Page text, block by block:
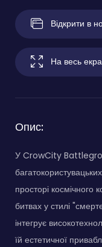
Відкрити в
На весь
Опис:
У CrowCity
просторі космічного
битвах у стилі
інтегрує
їй естетичної